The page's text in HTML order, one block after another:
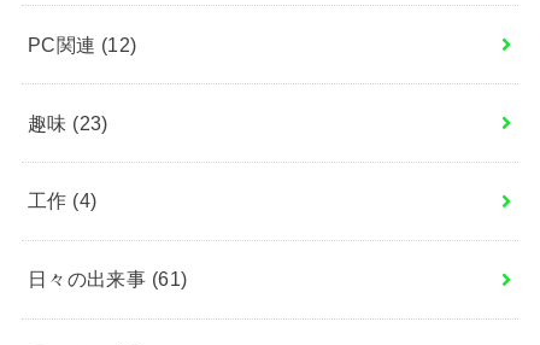
PC関連 (12)
趣味 (23)
工作 (4)
日々の出来事 (61)